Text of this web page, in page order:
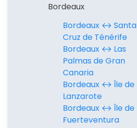
Bordeaux
Bordeaux ↔︎ Santa
Cruz de Ténérife
Bordeaux ↔︎ Las
Palmas de Gran
Canaria
Bordeaux ↔︎ Île de
Lanzarote
Bordeaux ↔︎ Île de
Fuerteventura